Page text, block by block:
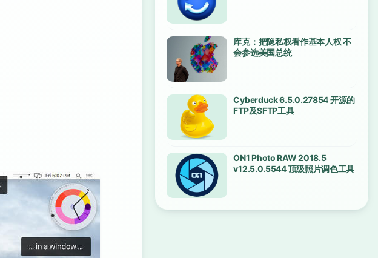
库克：把隐私权看作基本人权 不
会参选美国总统
Cyberduck 6.5.0.27854 开源的
FTP及SFTP工具
ON1 Photo RAW 2018.5
v12.5.0.5544 顶级照片调色工具